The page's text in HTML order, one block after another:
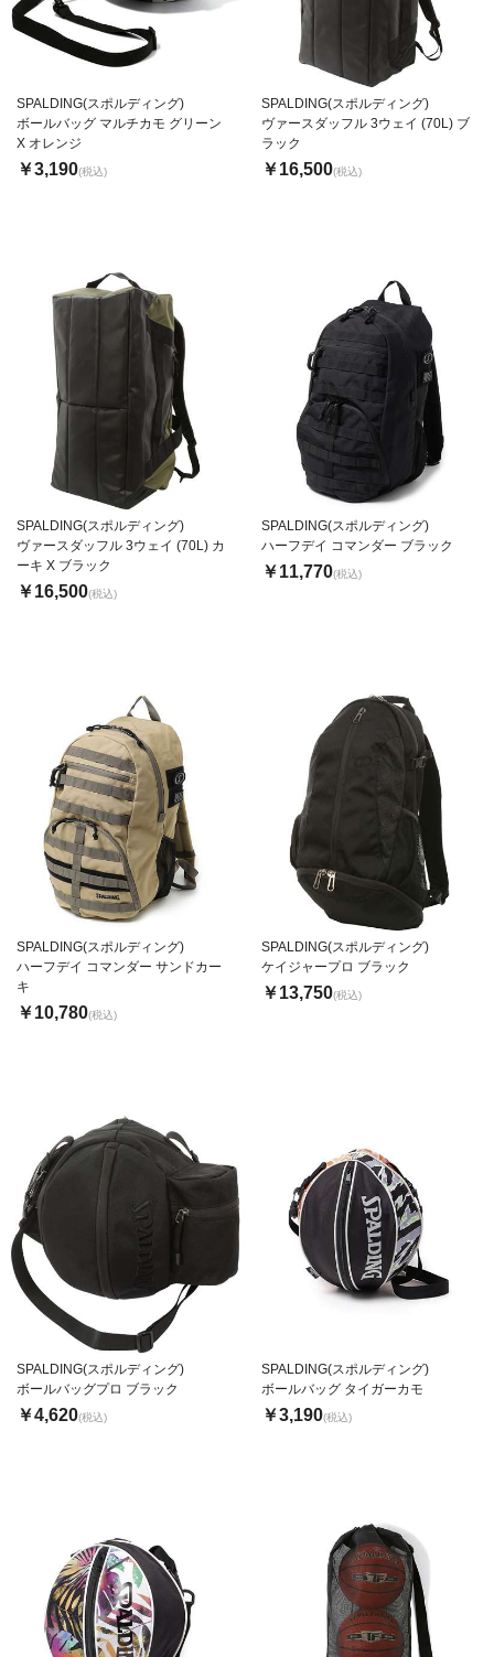
SPALDING(スポルディング)
ボールバッグ マルチカモ グリーン
X オレンジ
￥3,190(税込)
SPALDING(スポルディング)
ヴァースダッフル 3ウェイ (70L) ブ
ラック
￥16,500(税込)
SPALDING(スポルディング)
ヴァースダッフル 3ウェイ (70L) カ
ーキ X ブラック
￥16,500(税込)
SPALDING(スポルディング)
ハーフデイ コマンダー ブラック
￥11,770(税込)
SPALDING(スポルディング)
ハーフデイ コマンダー サンドカー
キ
￥10,780(税込)
SPALDING(スポルディング)
ケイジャープロ ブラック
￥13,750(税込)
SPALDING(スポルディング)
ボールバッグプロ ブラック
￥4,620(税込)
SPALDING(スポルディング)
ボールバッグ タイガーカモ
￥3,190(税込)